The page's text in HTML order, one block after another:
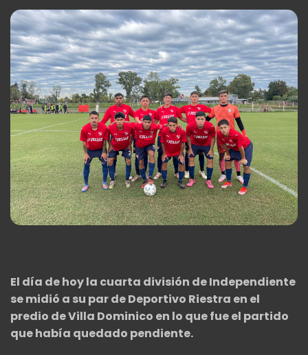
El día de hoy la cuarta división de Independiente
se midió a su par de Deportivo Riestra en el
predio de Villa Dominico en lo que fue el partido
que había quedado pendiente.